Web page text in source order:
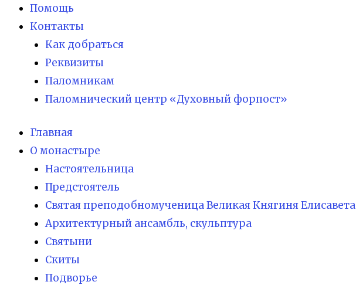
Помощь
Контакты
Как добраться
Реквизиты
Паломникам
Паломнический центр «Духовный форпост»
Главная
О монастыре
Настоятельница
Предстоятель
Святая преподобномученица Великая Княгиня Елисавета
Архитектурный ансамбль, скульптура
Святыни
Скиты
Подворье